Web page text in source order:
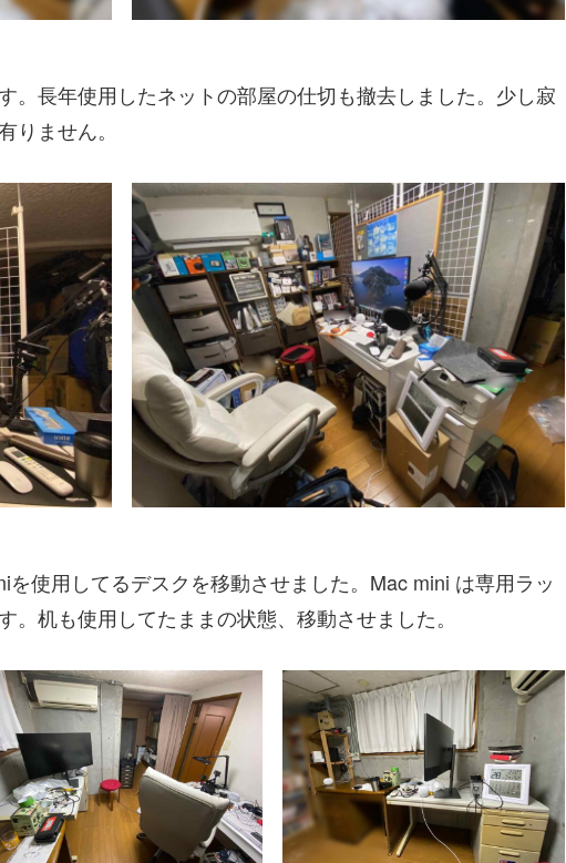
。長年使用したネットの部屋の仕切も撤去しました。少し寂
りません。
使用してるデスクを移動させました。Mac mini は専用ラッ
。机も使用してたままの状態、移動させました。